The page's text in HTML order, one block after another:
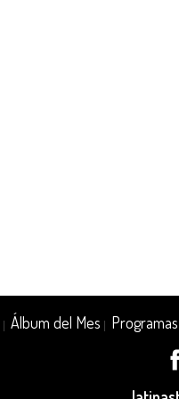
|Álbum del Mes Programas